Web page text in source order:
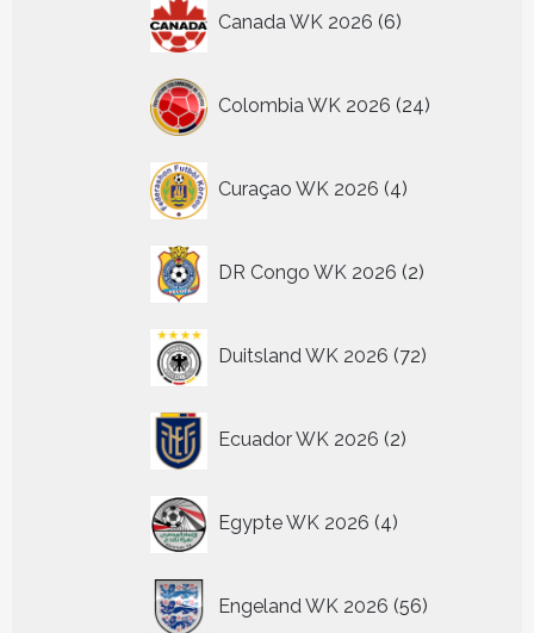
Canada WK 2026 6
producten
Colombia WK 2026 24
producten
Curaçao WK 2026 4
producten
DR Congo WK 2026 2
producten
Duitsland WK 2026 72
producten
Ecuador WK 2026 2
producten
Egypte WK 2026 4
producten
Engeland WK 2026 56
producten